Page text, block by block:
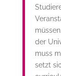
der
muss
setzt